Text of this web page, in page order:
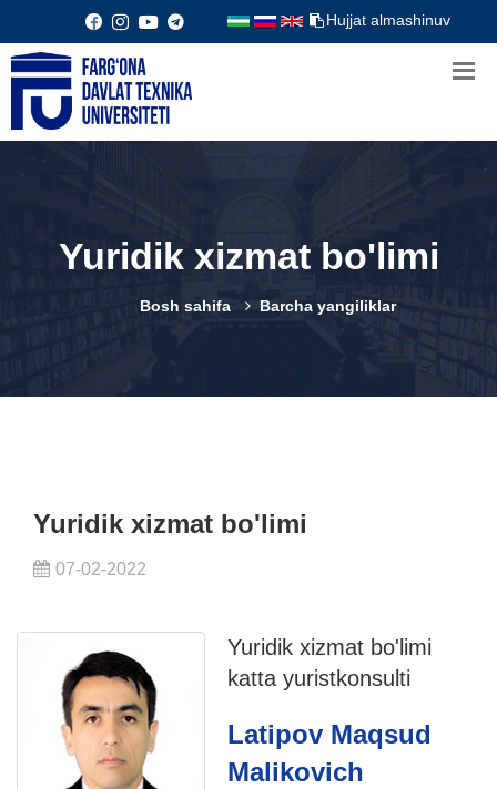
Hujjat almashinuv
Yuridik xizmat bo'limi
Bosh sahifa Barcha yangiliklar
Yuridik xizmat bo'limi
07-02-2022
Yuridik xizmat bo'limi
katta yuristkonsulti
Latipov Maqsud
Malikovich